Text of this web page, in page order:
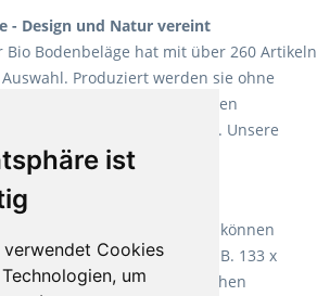
ist
verwendet Cookies
um
- Design und Natur vereint
Bodenbeläge hat mit über 260 Artikeln
Produziert werden sie ohne
Mit allen verfügbaren
Bauvorhaben attraktiv. Unsere
Multi Layer XXL.
Laufgefühl
es schon lange vor. Sie können
Sondermaß kaufen, z.B. 133 x
aufgrund der weichen